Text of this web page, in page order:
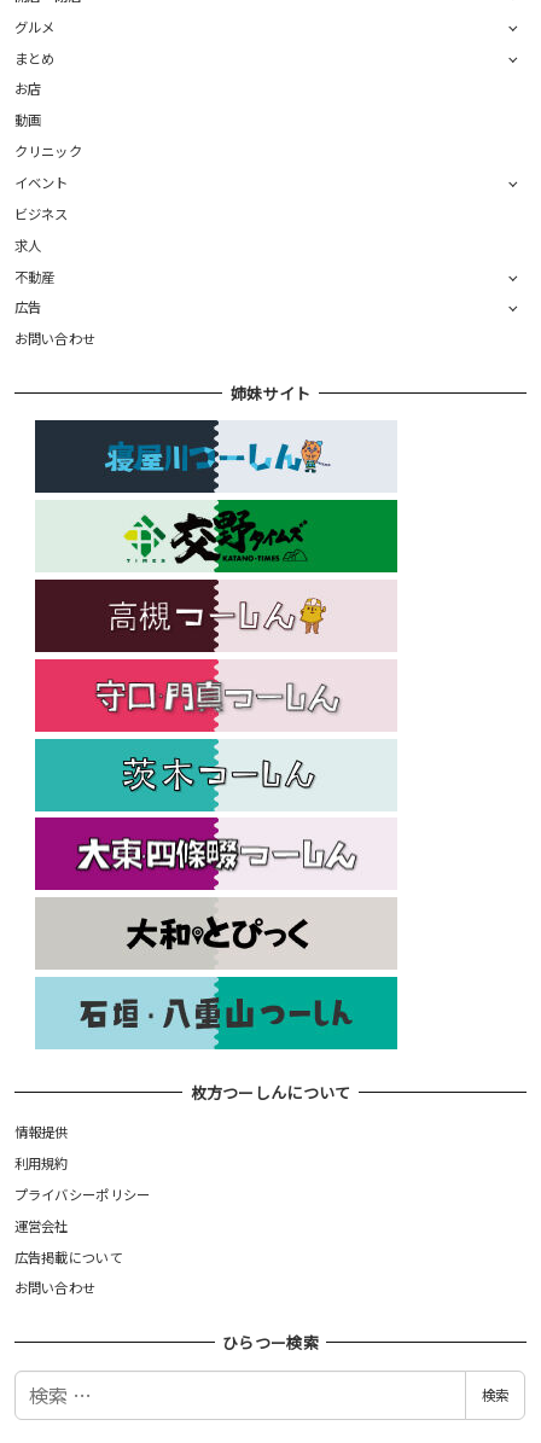
グルメ
まとめ
お店
動画
クリニック
イベント
ビジネス
求人
不動産
広告
お問い合わせ
姉妹サイト
枚方つーしんについて
情報提供
利用規約
プライバシーポリシー
運営会社
広告掲載について
お問い合わせ
ひらつー検索
検
検索